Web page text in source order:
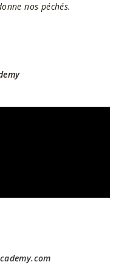
nos péchés.